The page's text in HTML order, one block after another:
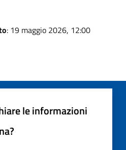
: 19 maggio 2026, 12:00
le informazioni